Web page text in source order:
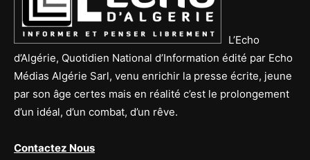
L’Echo
d’Algérie, Quotidien National d’Information édité par Echo
Médias Algérie Sarl, venu enrichir la presse écrite, jeune
par son âge certes mais en réalité c’est le prolongement
d’un idéal, d’un combat, d’un rêve.
Contactez Nous